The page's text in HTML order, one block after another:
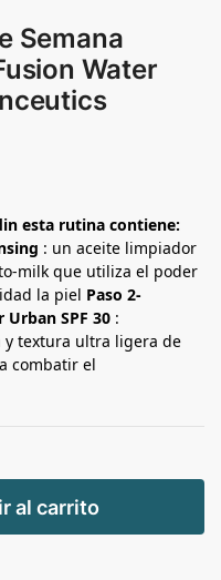
Semana
Water
esta rutina contiene:
: un aceite limpiador
milk que utiliza el poder
la piel Paso 2-
SPF 30 :
y textura ultra ligera de
combatir el
al carrito